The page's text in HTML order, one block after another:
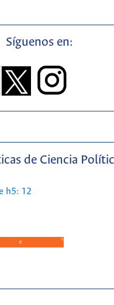
Síguenos en:
de Ciencia
h5: 12